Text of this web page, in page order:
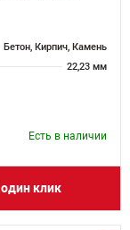
Бетон, Кирпич, Камень
22,23 мм
Есть в наличии
один клик